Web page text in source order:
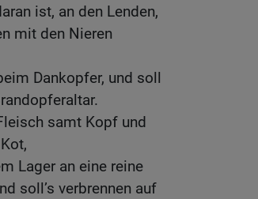
ist, an den Lenden,
mit den Nieren
Dankopfer, und soll
samt Kopf und
Lager an eine reine
soll’s verbrennen auf